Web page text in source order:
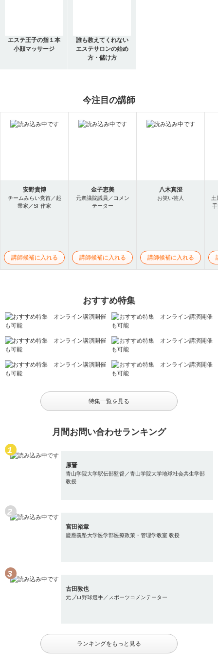
エステ王子の指１本
小顔マッサージ
誰も教えてくれない
エステサロンの始め
方・儲け方
今注目の講師
安野貴博
チームみらい党首／起
業家／SF作家
講師候補に入れる
金子恵美
元衆議院議員／コメン
テーター
講師候補に入れる
八木真澄
お笑い芸人
講師候補に入れる
土
おすすめ特集
特集一覧を見る
月間お問い合わせランキング
原晋
青山学院大学駅伝部監督／青山学院大学地球社会共生学部
教授
宮田裕章
慶應義塾大学医学部医療政策・管理学教室 教授
古田敦也
元プロ野球選手／スポーツコメンテーター
ランキングをもっと見る